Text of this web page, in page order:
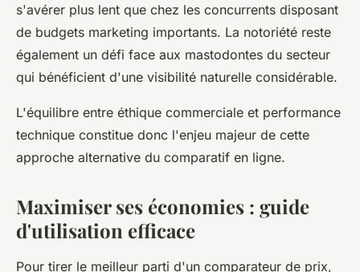
s'avérer plus lent que chez les concurrents disposant
de budgets marketing importants. La notoriété reste
également un défi face aux mastodontes du secteur
qui bénéficient d'une visibilité naturelle considérable.
L'équilibre entre éthique commerciale et performance
technique constitue donc l'enjeu majeur de cette
approche alternative du comparatif en ligne.
Maximiser ses économies : guide
d'utilisation efficace
Pour tirer le meilleur parti d'un comparateur de prix,